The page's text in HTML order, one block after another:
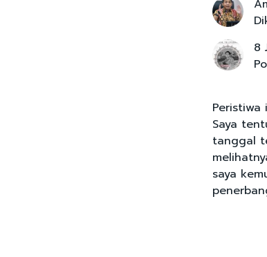
8
Saya
tanggal
saya